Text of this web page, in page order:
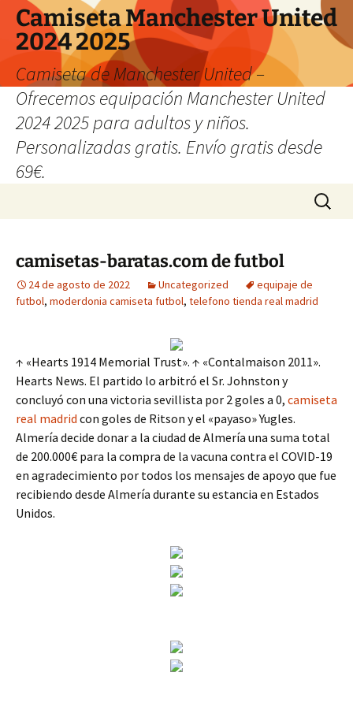
Camiseta Manchester United
2024 2025
Camiseta de Manchester United –
Ofrecemos equipación Manchester United
2024 2025 para adultos y niños.
Personalizadas gratis. Envío gratis desde
69€.
Buscar:
camisetas-baratas.com de futbol
24 de agosto de 2022 Uncategorized
equipaje de
futbol, moderdonia camiseta futbol, telefono tienda real madrid
↑ «Hearts 1914 Memorial Trust». ↑ «Contalmaison 2011».
Hearts News. El partido lo arbitró el Sr. Johnston y
concluyó con una victoria sevillista por 2 goles a 0, camiseta
real madrid con goles de Ritson y el «payaso» Yugles.
Almería decide donar a la ciudad de Almería una suma total
de 200.000€ para la compra de la vacuna contra el COVID-19
en agradecimiento por todos los mensajes de apoyo que fue
recibiendo desde Almería durante su estancia en Estados
Unidos.